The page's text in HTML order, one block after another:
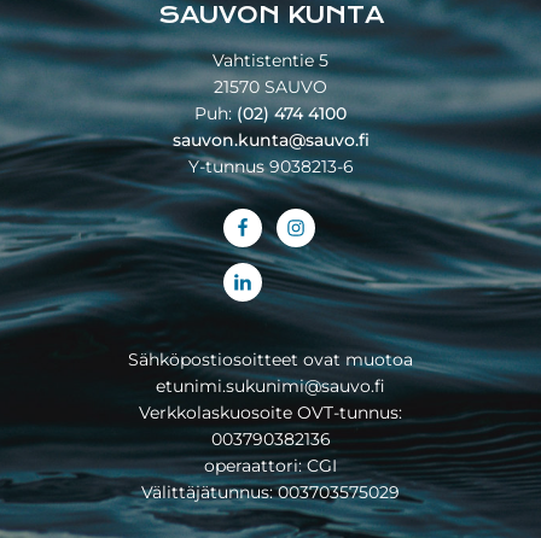
SAUVON KUNTA
Vahtistentie 5
21570 SAUVO
Puh:(02) 474 4100
sauvon.kunta@sauvo.fi
Y-tunnus 9038213-6
Sähköpostiosoitteet ovat muotoa
etunimi.sukunimi@sauvo.fi
Verkkolaskuosoite OVT-tunnus:
003790382136
operaattori: CGI
Välittäjätunnus: 003703575029